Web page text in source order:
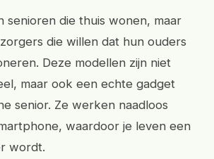
senioren die thuis wonen, maar
die willen dat hun ouders
Deze modellen zijn niet
maar ook een echte gadget
senior. Ze werken naadloos
waardoor je leven een
wordt.